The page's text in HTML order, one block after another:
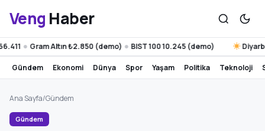
Veng Haber
● Gram Altın ₺2.850 (demo) ● BIST 100 10.245 (demo) Diyarbakır
gündem ekonomi dünya spor yaşam politika teknoloji
Ana Sayfa/Gündem
Gündem